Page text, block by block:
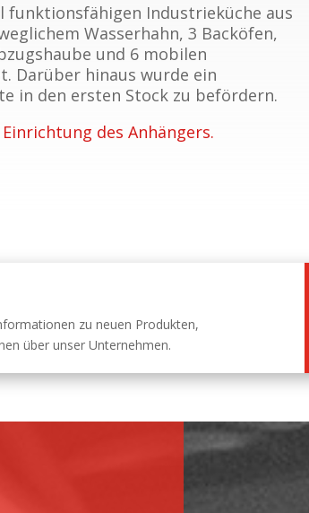
funktionsfähigen Industrieküche aus
Wasserhahn, 3 Backöfen,
und 6 mobilen
Darüber hinaus wurde ein
in den ersten Stock zu befördern.
des Anhängers.
zu neuen Produkten,
über unser Unternehmen.